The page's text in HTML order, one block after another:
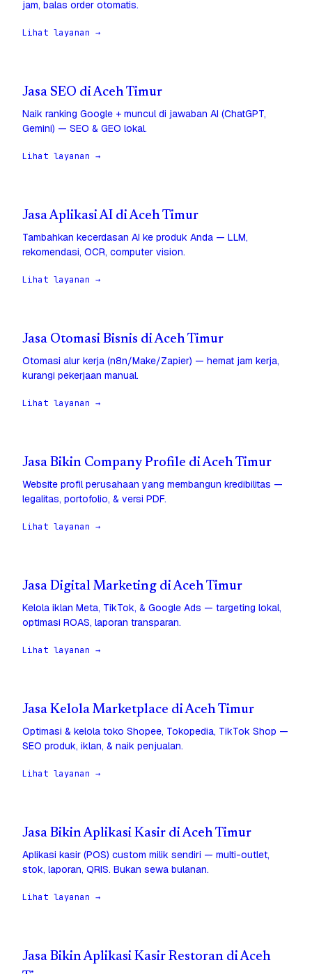
jam, balas order otomatis.
Lihat layanan →
Jasa SEO di Aceh Timur
Naik ranking Google + muncul di jawaban AI (ChatGPT,
Gemini) — SEO & GEO lokal.
Lihat layanan →
Jasa Aplikasi AI di Aceh Timur
Tambahkan kecerdasan AI ke produk Anda — LLM,
rekomendasi, OCR, computer vision.
Lihat layanan →
Jasa Otomasi Bisnis di Aceh Timur
Otomasi alur kerja (n8n/Make/Zapier) — hemat jam kerja,
kurangi pekerjaan manual.
Lihat layanan →
Jasa Bikin Company Profile di Aceh Timur
Website profil perusahaan yang membangun kredibilitas —
legalitas, portofolio, & versi PDF.
Lihat layanan →
Jasa Digital Marketing di Aceh Timur
Kelola iklan Meta, TikTok, & Google Ads — targeting lokal,
optimasi ROAS, laporan transparan.
Lihat layanan →
Jasa Kelola Marketplace di Aceh Timur
Optimasi & kelola toko Shopee, Tokopedia, TikTok Shop —
SEO produk, iklan, & naik penjualan.
Lihat layanan →
Jasa Bikin Aplikasi Kasir di Aceh Timur
Aplikasi kasir (POS) custom milik sendiri — multi-outlet,
stok, laporan, QRIS. Bukan sewa bulanan.
Lihat layanan →
Jasa Bikin Aplikasi Kasir Restoran di Aceh